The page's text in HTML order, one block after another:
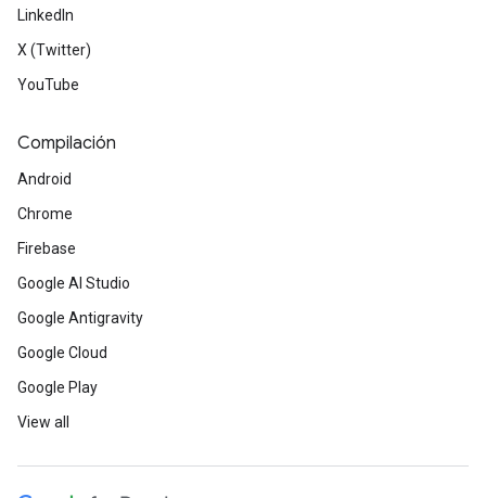
LinkedIn
X (Twitter)
YouTube
Compilación
Android
Chrome
Firebase
Google AI Studio
Google Antigravity
Google Cloud
Google Play
View all